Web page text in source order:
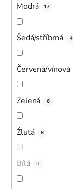
Modrá 17
Šedá/stříbrná 4
Červená/vínová
Zelená 6
Žlutá 8
Bílá 0